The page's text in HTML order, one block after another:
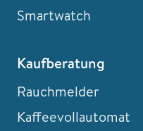
Smartwatch
Kaufberatung
Rauchmelder
Kaffeevollautomat